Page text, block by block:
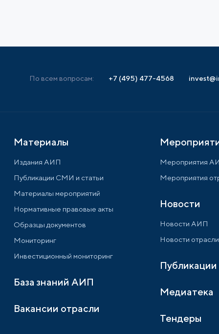
По всем вопросам: +7 (495) 477-4568
Материалы
Издания АИП
Публикации СМИ и статьи
Материалы мероприятий
Нормативные правовые акты
Образцы документов
Мониторинг
Инвестиционный мониторинг
База знаний АИП
Вакансии отрасли
Мероприятия
Мероприятия
Новости
Новости АИП
Новости отрасли
Публикации
Медиатека
Тендеры